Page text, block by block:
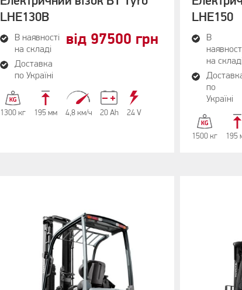
LHE130B
В наявності
на складі
Доставка
по Україні
від 97500 грн
1300 кг 195 мм 4,8 км/ч 20 Аh 24 V
LHE150
В
на складі
по
Україні
1500 кг 195